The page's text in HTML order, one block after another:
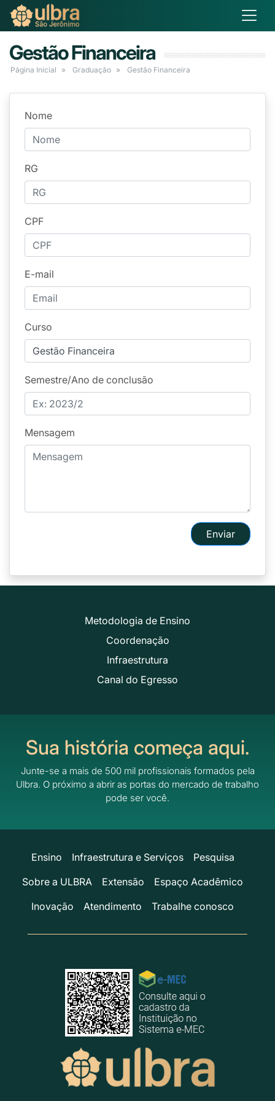
Gestão Financeira
Página Inicial Graduação Gestão Financeira
Nome
RG
CPF
E-mail
Curso
Semestre/Ano de conclusão
Mensagem
Enviar
Metodologia de Ensino
Coordenação
Infraestrutura
Canal do Egresso
Sua história começa aqui.
Junte-se a mais de 500 mil profissionais formados pela
Ulbra. O próximo a abrir as portas do mercado de trabalho
pode ser você.
Ensino Infraestrutura e Serviços
Pesquisa
Sobre a ULBRA
Extensão
Espaço Acadêmico
Inovação
Atendimento Trabalhe conosco